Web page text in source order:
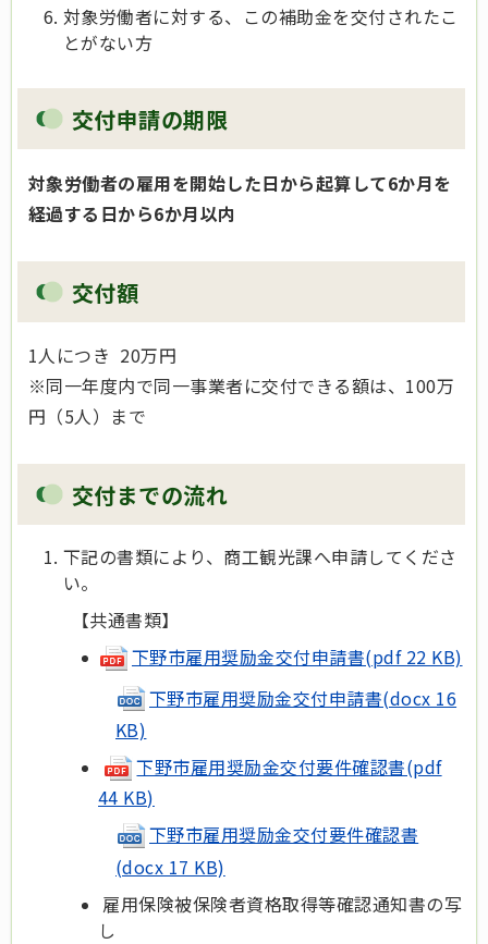
対象労働者に対する、この補助金を交付されたこ
とがない方
交付申請の期限
対象労働者の雇用を開始した日から起算して6か月を
経過する日から6か月以内
交付額
1人につき 20万円
※同一年度内で同一事業者に交付できる額は、100万
円（5人）まで
交付までの流れ
下記の書類により、商工観光課へ申請してくださ
い。
【共通書類】
下野市雇用奨励金交付申請書(pdf 22 KB)
下野市雇用奨励金交付申請書(docx 16
KB)
下野市雇用奨励金交付要件確認書(pdf
44 KB)
下野市雇用奨励金交付要件確認書
(docx 17 KB)
雇用保険被保険者資格取得等確認通知書の写
し